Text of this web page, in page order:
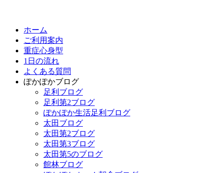
ホーム
ご利用案内
重症心身型
1日の流れ
よくある質問
ぽかぽかブログ
足利ブログ
足利第2ブログ
ぽかぽか生活足利ブログ
太田ブログ
太田第2ブログ
太田第3ブログ
太田第5のブログ
館林ブログ